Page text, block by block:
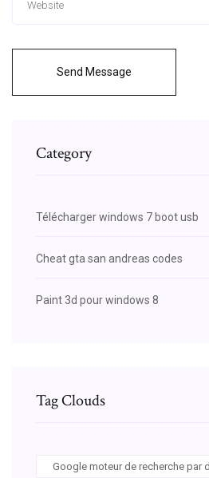
Send Message
Category
Télécharger windows 7 boot usb
Cheat gta san andreas codes
Paint 3d pour windows 8
Tag Clouds
Google moteur de recherche par